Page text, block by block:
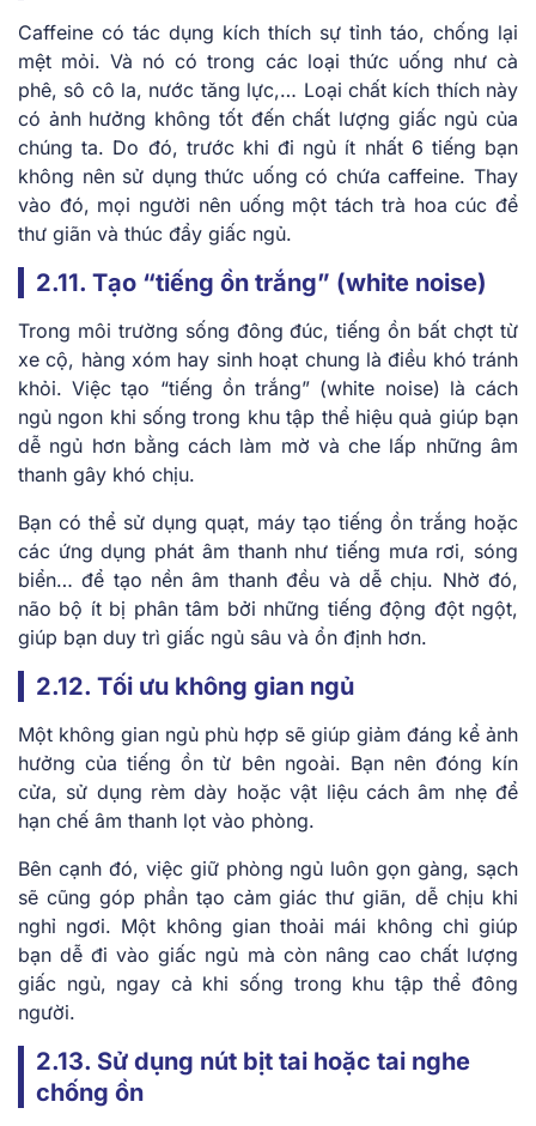
Caffeine có tác dụng kích thích sự tỉnh táo, chống lại
mệt mỏi. Và nó có trong các loại thức uống như cà
phê, sô cô la, nước tăng lực,… Loại chất kích thích này
có ảnh hưởng không tốt đến chất lượng giấc ngủ của
chúng ta. Do đó, trước khi đi ngủ ít nhất 6 tiếng bạn
không nên sử dụng thức uống có chứa caffeine. Thay
vào đó, mọi người nên uống một tách trà hoa cúc để
thư giãn và thúc đẩy giấc ngủ.
2.11. Tạo “tiếng ồn trắng” (white noise)
Trong môi trường sống đông đúc, tiếng ồn bất chợt từ
xe cộ, hàng xóm hay sinh hoạt chung là điều khó tránh
khỏi. Việc tạo “tiếng ồn trắng” (white noise) là cách
ngủ ngon khi sống trong khu tập thể hiệu quả giúp bạn
dễ ngủ hơn bằng cách làm mờ và che lấp những âm
thanh gây khó chịu.
Bạn có thể sử dụng quạt, máy tạo tiếng ồn trắng hoặc
các ứng dụng phát âm thanh như tiếng mưa rơi, sóng
biển… để tạo nền âm thanh đều và dễ chịu. Nhờ đó,
não bộ ít bị phân tâm bởi những tiếng động đột ngột,
giúp bạn duy trì giấc ngủ sâu và ổn định hơn.
2.12. Tối ưu không gian ngủ
Một không gian ngủ phù hợp sẽ giúp giảm đáng kể ảnh
hưởng của tiếng ồn từ bên ngoài. Bạn nên đóng kín
cửa, sử dụng rèm dày hoặc vật liệu cách âm nhẹ để
hạn chế âm thanh lọt vào phòng.
Bên cạnh đó, việc giữ phòng ngủ luôn gọn gàng, sạch
sẽ cũng góp phần tạo cảm giác thư giãn, dễ chịu khi
nghỉ ngơi. Một không gian thoải mái không chỉ giúp
bạn dễ đi vào giấc ngủ mà còn nâng cao chất lượng
giấc ngủ, ngay cả khi sống trong khu tập thể đông
người.
2.13. Sử dụng nút bịt tai hoặc tai nghe
chống ồn